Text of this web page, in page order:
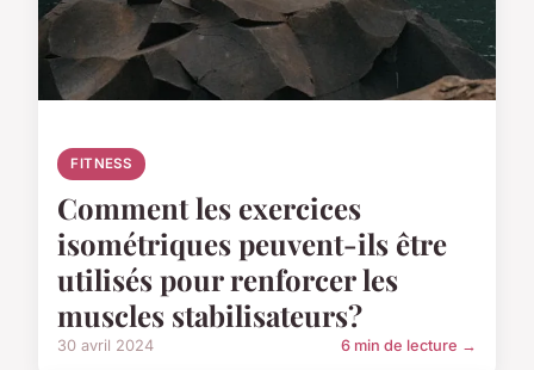
FITNESS
Comment les exercices
isométriques peuvent-ils être
utilisés pour renforcer les
muscles stabilisateurs?
30 avril 2024 6 min de lecture →